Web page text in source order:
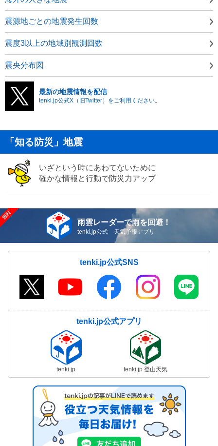
震源地ごとの地震発生回数
震度3以上の地域別観測回数
震央分布図
最新の地震情報を配信
tenki.jp公式X（旧Twitter）をご利用ください。
「知る防災」地震
いざという時にあわてないために
確かな情報と行動で防災力アップ
雨雲レーダーで雨を回避！
tenki.jp公式 天気予報アプリ
tenki.jp公式SNS
tenki.jp公式アプリ
tenki.jp tenki.jp 登山天気